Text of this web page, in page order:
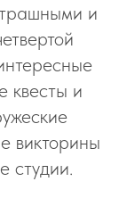
и
квесты и
викторины
студии.